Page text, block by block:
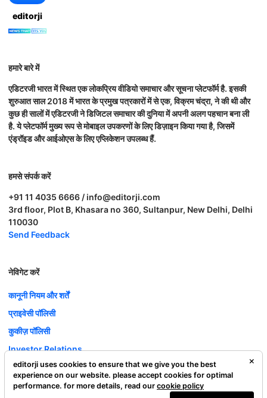
editorji
हमारे बारे में
एडिटरजी भारत में स्थित एक लोकप्रिय वीडियो समाचार और सूचना प्लेटफॉर्म है. इसकी
शुरुआत साल 2018 में भारत के प्रमुख पत्रकारों में से एक, विक्रम चंद्रा, ने की थी और
कुछ ही सालों में एडिटरजी ने डिजिटल समाचार की दुनिया में अपनी अलग पहचान बना ली
है. ये प्लेटफॉर्म मुख्य रूप से मोबाइल उपकरणों के लिए डिज़ाइन किया गया है, जिसमें
एंड्रॉइड और आईओएस के लिए एप्लिकेशन उपलब्ध हैं.
हमसे संपर्क करें
+91 11 4035 6666 / info@editorji.com
3rd floor, Plot B, Khasara no 360, Sultanpur, New Delhi, Delhi
110030
Send Feedback
नेविगेट करें
कानूनी नियम और शर्तें
प्राइवेसी पॉलिसी
कुकीज़ पॉलिसी
Investor Relations
करियर
Complaint Redressal
editorji uses cookies to ensure that we give you the best
experience on our website. please accept cookies for optimal
performance. for more details, read our cookie policy